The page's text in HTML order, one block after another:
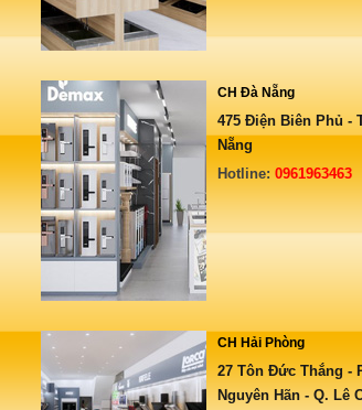
CH Đà Nẵng
475 Điện Biên Phủ -
Nẵng
Hotline:0961963463
CH Hải Phòng
27 Tôn Đức Thắng -
Nguyên Hãn - Q. Lê